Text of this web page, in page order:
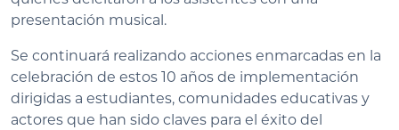
presentación musical.
Se continuará realizando acciones enmarcadas en la
celebración de estos 10 años de implementación
dirigidas a estudiantes, comunidades educativas y
actores que han sido claves para el éxito del